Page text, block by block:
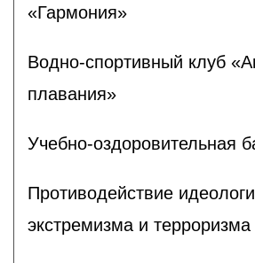
«Гармония»
Водно-спортивный клуб
плавания»
Учебно-оздоровительная
Противодействие
экстремизма и терроризма